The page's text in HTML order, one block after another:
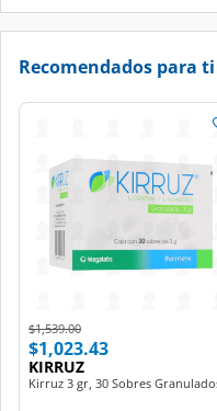
Recomendados para ti
Price reduced from
$1,539.00to
$1,023.43
KIRRUZ
Kirruz 3 gr, 30 Sobres